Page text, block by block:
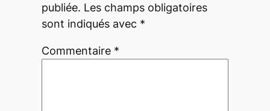
publiée. Les champs obligatoires
sont indiqués avec *
Commentaire *